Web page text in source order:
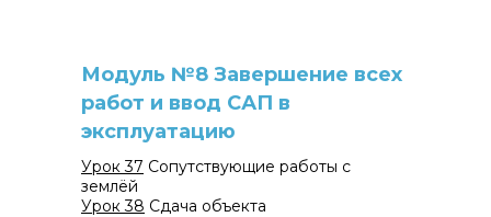
Урок 37 Сопутствующие работы с
землёй
Урок 38 Сдача объекта
Модуль №8 Завершение всех
работ и ввод САП в
эксплуатацию